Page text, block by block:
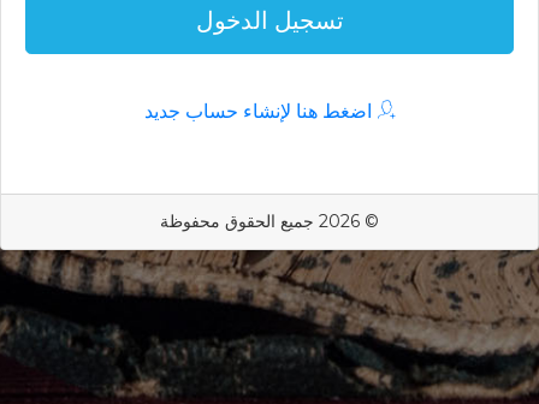
تسجيل الدخول
اضغط هنا لإنشاء حساب جديد
© 2026 جميع الحقوق محفوظة